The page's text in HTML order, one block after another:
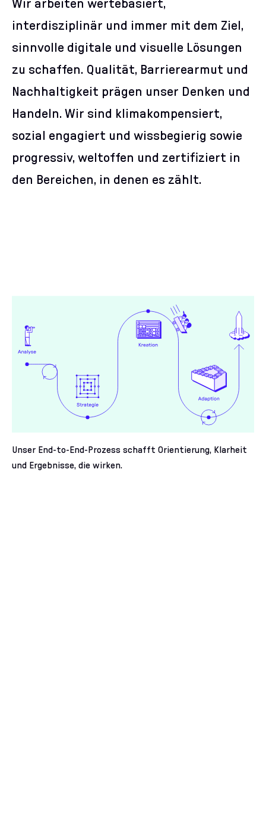
Wir arbeiten wertebasiert,
interdisziplinär und immer mit dem Ziel,
sinnvolle digitale und visuelle Lösungen
zu schaffen. Qualität, Barrierearmut und
Nachhaltigkeit prägen unser Denken und
Handeln. Wir sind klimakompensiert,
sozial engagiert und wissbegierig sowie
progressiv, weltoffen und zertifiziert in
den Bereichen, in denen es zählt.
Unser End-to-End-Prozess schafft Orientierung, Klarheit
und Ergebnisse, die wirken.